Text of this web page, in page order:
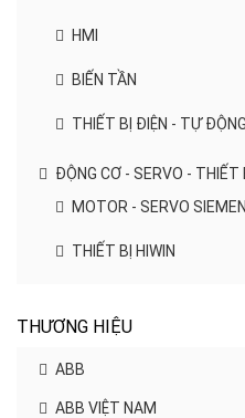
HMI
BIẾN TẦN
THIẾT BỊ ĐIỆN - TỰ ĐỘNG
ĐỘNG CƠ - SERVO - THIẾT
MOTOR - SERVO
THIẾT BỊ HIWIN
THƯƠNG HIỆU
ABB
ABB VIỆT NAM